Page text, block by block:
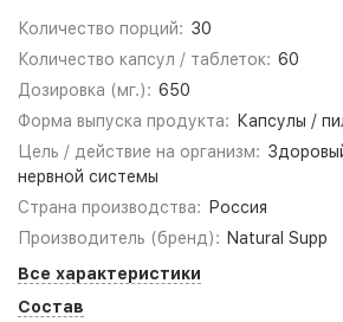
Количество порций: 30
Количество капсул / таблеток: 60
Дозировка (мг.): 650
Форма выпуска продукта:
Капсулы /
Цель / действие на организм:
нервной системы
Страна производства:
Россия
Производитель (бренд): Natural Supp
Все характеристики
Состав